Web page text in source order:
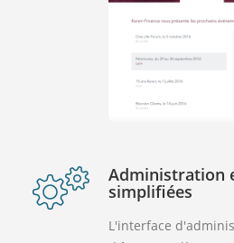
Administration
simplifiées
L'interface